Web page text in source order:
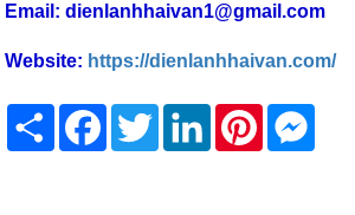
Email: dienlanhhaivan1@gmail.com
Website: https://dienlanhhaivan.com/
Share FacebookTwitter LinkedInPinterest